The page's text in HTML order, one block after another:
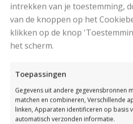
intrekken van je toestemming,
van de knoppen op het
klikken op de knop
het scherm.
Toepassingen
Gegevens uit andere gegevensbronnen
matchen en combineren, Verschillende
linken, Apparaten identificeren op basis
automatisch verzonden informatie.